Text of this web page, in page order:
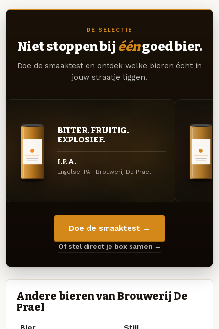
DE SELECTIE
Niet stoppen bij ééngoed bier.
Doe de smaaktest en ontdek welke bieren écht in
jouw straatje liggen.
BITTER. FRUITIG.
EXPLOSIEF.
I.P.A.
Engelse IPA · Brouwerij De Prael
Doe de smaaktest →
Of stel direct je box samen →
Andere bieren van Brouwerij De
Prael